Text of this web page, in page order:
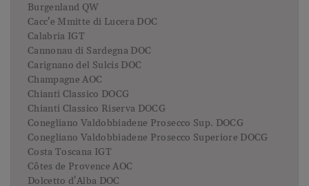
Burgenland QW
Cacc’e Mmitte di Lucera DOC
Calabria IGT
Cannonau di Sardegna DOC
Carignano del Sulcis DOC
Champagne AOC
Chianti Classico DOCG
Chianti Classico Riserva DOCG
Conegliano Valdobbiadene Prosecco Sup. DOCG
Conegliano Valdobbiadene Prosecco Superiore DOCG
Costa Toscana IGT
Côtes de Provence AOC
Dolcetto d'Alba DOC